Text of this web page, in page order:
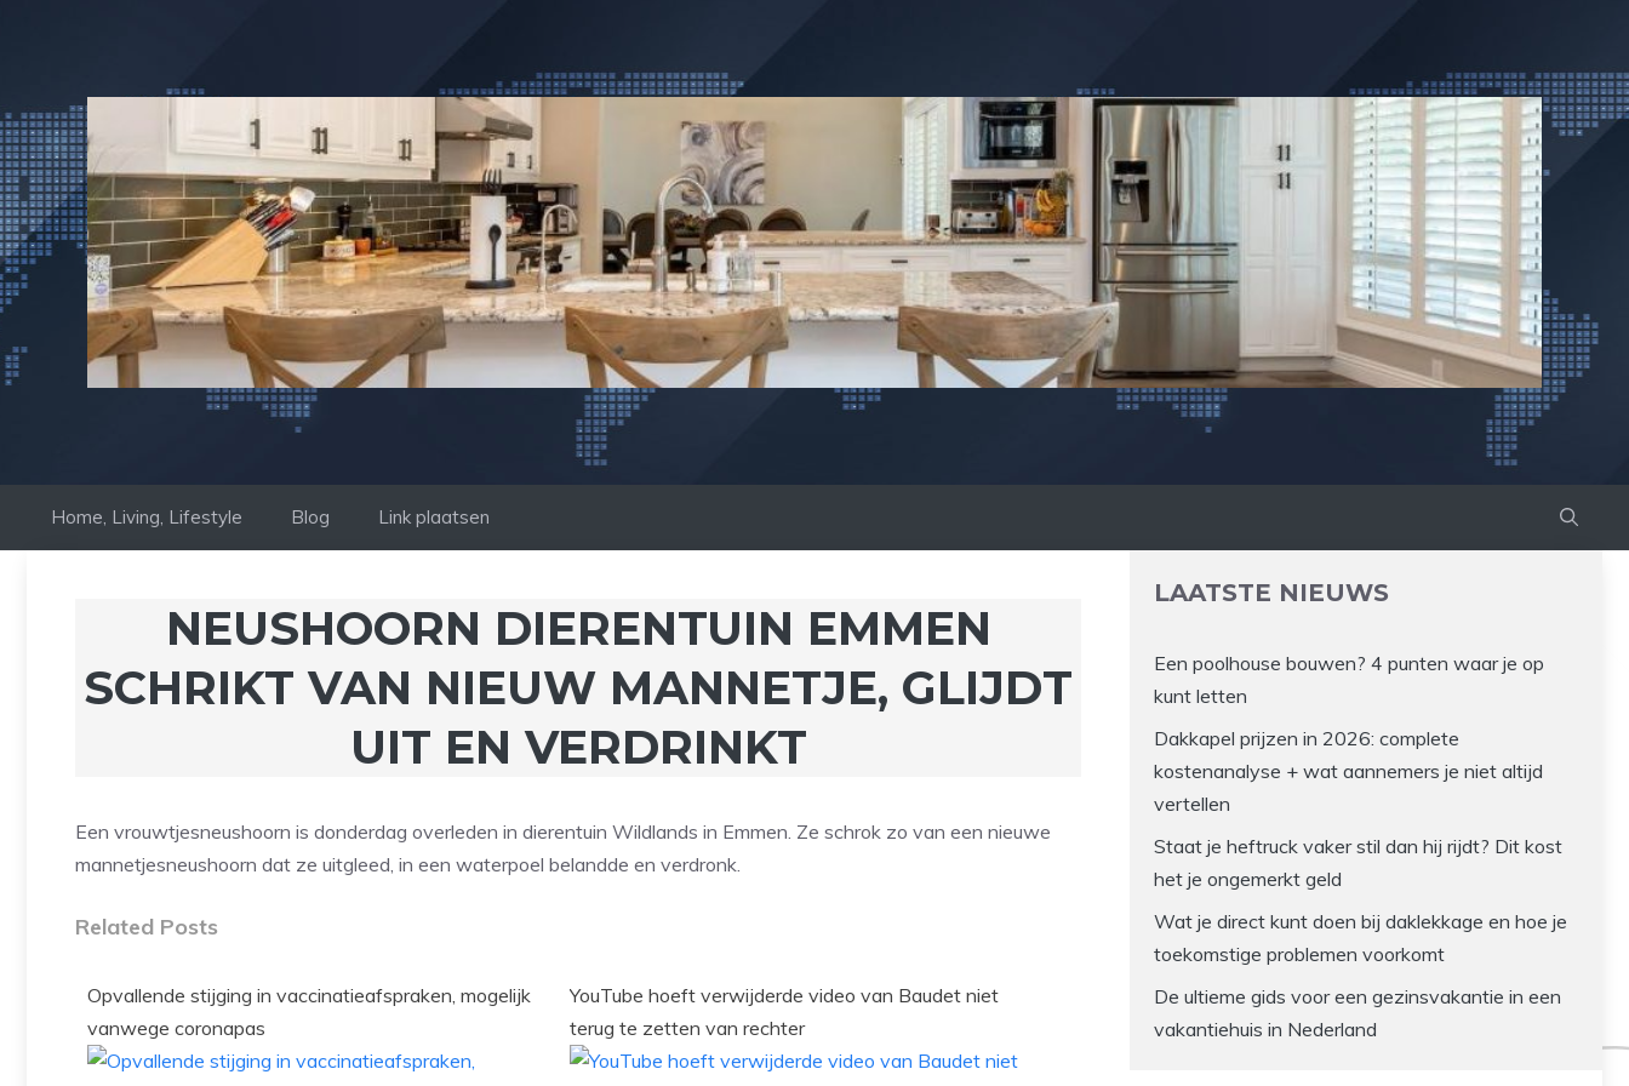
inhoud
Home, Living, Lifestyle Blog Link plaatsen
NEUSHOORN DIERENTUIN EMMEN
SCHRIKT VAN NIEUW MANNETJE, GLIJDT
UIT EN VERDRINKT
Een vrouwtjesneushoorn is donderdag overleden in dierentuin Wildlands in Emmen. Ze schrok zo van een nieuwe
mannetjesneushoorn dat ze uitgleed, in een waterpoel belandde en verdronk.
Related Posts
Opvallende stijging in vaccinatieafspraken, mogelijk
vanwege coronapas
YouTube hoeft verwijderde video van Baudet niet
terug te zetten van rechter
LAATSTE NIEUWS
Een poolhouse bouwen? 4 punten waar je op
kunt letten
Dakkapel prijzen in 2026: complete
kostenanalyse + wat aannemers je niet altijd
vertellen
Staat je heftruck vaker stil dan hij rijdt? Dit kost
het je ongemerkt geld
Wat je direct kunt doen bij daklekkage en hoe je
toekomstige problemen voorkomt
De ultieme gids voor een gezinsvakantie in een
vakantiehuis in Nederland